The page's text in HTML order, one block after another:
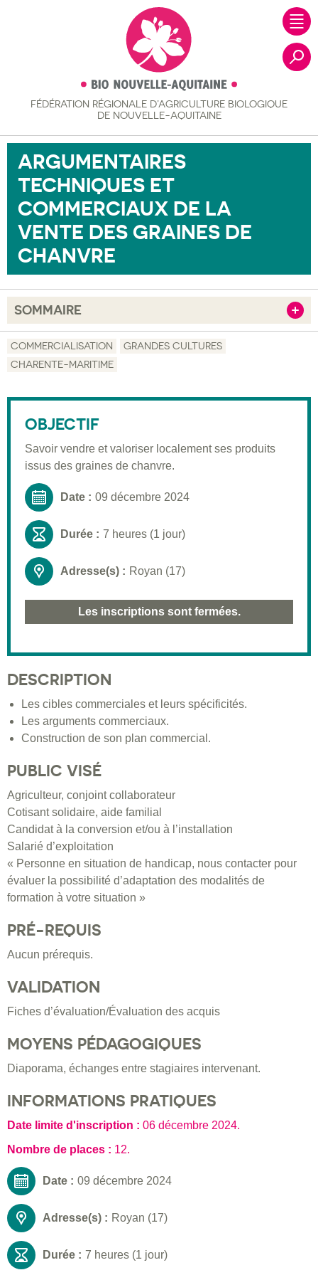
FÉDÉRATION RÉGIONALE D’AGRICULTURE BIOLOGIQUE
DE NOUVELLE-AQUITAINE
ARGUMENTAIRES
TECHNIQUES ET
COMMERCIAUX DE LA
VENTE DES GRAINES DE
CHANVRE
SOMMAIRE
Description
Public visé
Pré-requis
Validation
Informations pratiques
COMMERCIALISATION
GRANDES CULTURES
CHARENTE-MARITIME
OBJECTIF
Savoir vendre et valoriser localement ses produits
issus des graines de chanvre.
Date : 09 décembre 2024
Durée : 7 heures (1 jour)
Adresse(s) : Royan (17)
Les inscriptions sont fermées.
DESCRIPTION
Les cibles commerciales et leurs spécificités.
Les arguments commerciaux.
Construction de son plan commercial.
PUBLIC VISÉ
Agriculteur, conjoint collaborateur
Cotisant solidaire, aide familial
Candidat à la conversion et/ou à l’installation
Salarié d’exploitation
« Personne en situation de handicap, nous contacter pour
évaluer la possibilité d’adaptation des modalités de
formation à votre situation »
PRÉ-REQUIS
Aucun prérequis.
VALIDATION
Fiches d’évaluation/Évaluation des acquis
MOYENS PÉDAGOGIQUES
Diaporama, échanges entre stagiaires intervenant.
INFORMATIONS PRATIQUES
Date limite d'inscription : 06 décembre 2024.
Nombre de places : 12.
Date : 09 décembre 2024
Adresse(s) : Royan (17)
Durée : 7 heures (1 jour)